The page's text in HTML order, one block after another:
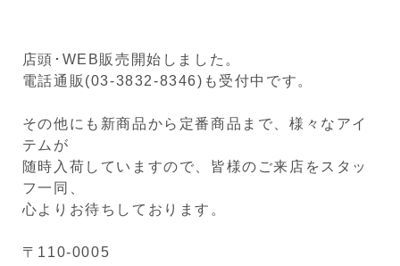
店頭･WEB販売開始しました。
電話通販(03-3832-8346)も受付中です。
その他にも新商品から定番商品まで、様々なアイ
テムが
随時入荷していますので、皆様のご来店をスタッ
フ一同、
心よりお待ちしております。
〒110-0005